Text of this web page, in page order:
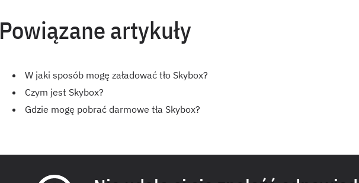
Powiązane artykuły
W jaki sposób mogę załadować tło Skybox?
Czym jest Skybox?
Gdzie mogę pobrać darmowe tła Skybox?